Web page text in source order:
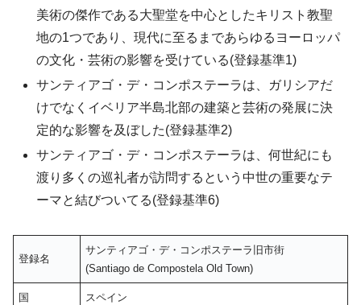
美術の傑作である大聖堂を中心としたキリスト教聖
地の1つであり、現代に至るまであらゆるヨーロッパ
の文化・芸術の影響を受けている(登録基準1)
サンティアゴ・デ・コンポステーラは、ガリシアだ
けでなくイベリア半島北部の建築と芸術の発展に決
定的な影響を及ぼした(登録基準2)
サンティアゴ・デ・コンポステーラは、何世紀にも
渡り多くの巡礼者が訪問するという中世の重要なテ
ーマと結びついてる(登録基準6)
登録名
サンティアゴ・デ・コンポステーラ旧市街
(Santiago de Compostela Old Town)
国 スペイン